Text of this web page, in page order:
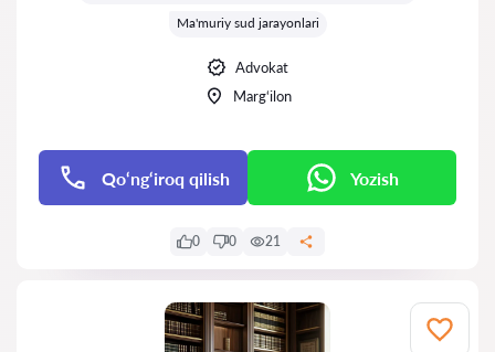
Ma'muriy sud jarayonlari
Advokat
Marg‘ilon
Qo‘ng‘iroq qilish Yozish
0 0 21